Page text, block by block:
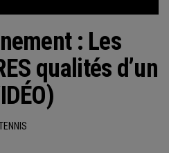
: Les
qualités d’un